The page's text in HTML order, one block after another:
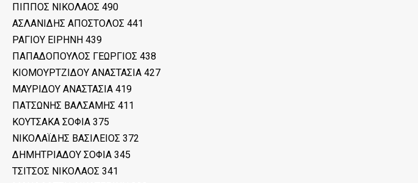
ΠΙΠΠΟΣ ΝΙΚΟΛΑΟΣ 490
ΑΣΛΑΝΙΔΗΣ ΑΠΟΣΤΟΛΟΣ 441
ΡΑΓΙΟΥ ΕΙΡΗΝΗ 439
ΠΑΠΑΔΟΠΟΥΛΟΣ ΓΕΩΡΓΙΟΣ 438
ΚΙΟΜΟΥΡΤΖΙΔΟΥ ΑΝΑΣΤΑΣΙΑ 427
ΜΑΥΡΙΔΟΥ ΑΝΑΣΤΑΣΙΑ 419
ΠΑΤΣΩΝΗΣ ΒΑΛΣΑΜΗΣ 411
ΚΟΥΤΣΑΚΑ ΣΟΦΙΑ 375
ΝΙΚΟΛΑΪΔΗΣ ΒΑΣΙΛΕΙΟΣ 372
ΔΗΜΗΤΡΙΑΔΟΥ ΣΟΦΙΑ 345
ΤΣΙΤΣΟΣ ΝΙΚΟΛΑΟΣ 341